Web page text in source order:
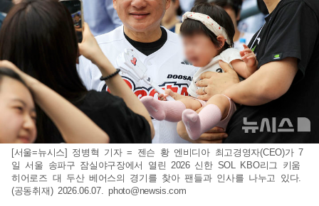
[서울=뉴시스] 정병혁 기자 = 젠슨 황 엔비디아 최고경영자(CEO)가 7
일 서울 송파구 잠실야구장에서 열린 2026 신한 SOL KBO리그 키움
히어로즈 대 두산 베어스의 경기를 찾아 팬들과 인사를 나누고 있다.
(공동취재) 2026.06.07.photo@newsis.com